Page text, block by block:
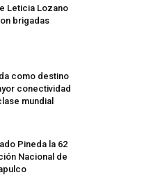
Leticia Lozano
brigadas
como destino
conectividad
mundial
Pineda la 62
Nacional de